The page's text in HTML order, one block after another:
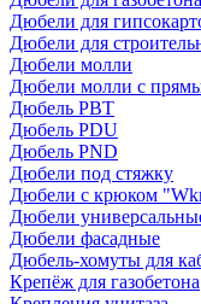
Дюбели для
Дюбели для
Дюбели молли
Дюбели молли с
Дюбель PBT
Дюбель PDU
Дюбель PND
Дюбели под стяжку
Дюбели с крюком
Дюбели
Дюбели фасадные
Дюбель-хомуты для
Крепёж для газобетона